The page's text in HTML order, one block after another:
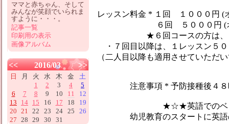
レッスン料金 * １回 １０００円 (
６回 ５０００円 (オイ
★６回コースの方は、１レ
・７回目以降は、１レッスン５
（二人目以降も適用させていただ
注意事項 * 予防接種後４８時
★☆★英語でのベビーマ
幼児教育のスタートに英語の
ママと赤ちゃん、そして
みんなが笑顔でいられま
すように・・・。
記事一覧
印刷用の表示
画像アルバム
<< 2016/03 >>
日 月 火 水 木 金
土
1
2 3 4
5
6
7 8 9 10 11
12
13
14 15 16 17 18
19
20 21 22 23 24 25
26
27 28 29 30 31